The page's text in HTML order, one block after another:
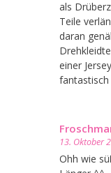
als
Teile
daran
einer
fantastisch
13. Oktober
Ohh wie